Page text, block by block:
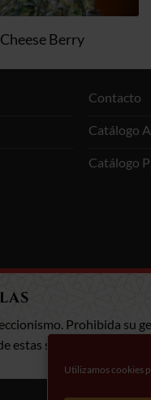
Utilizamos cookies
Cheese Berry
Contacto
Catálogo
Catálogo
Prohibida su
semillas. Informese